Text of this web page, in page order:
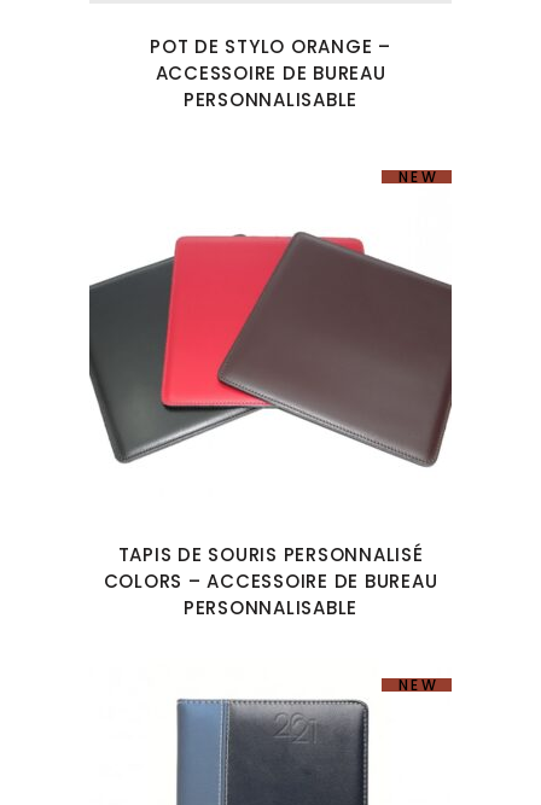
POT DE STYLO ORANGE –
ACCESSOIRE DE BUREAU
PERSONNALISABLE
NEW
TAPIS DE SOURIS PERSONNALISÉ
COLORS – ACCESSOIRE DE BUREAU
PERSONNALISABLE
NEW